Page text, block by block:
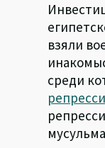
взяли
среди